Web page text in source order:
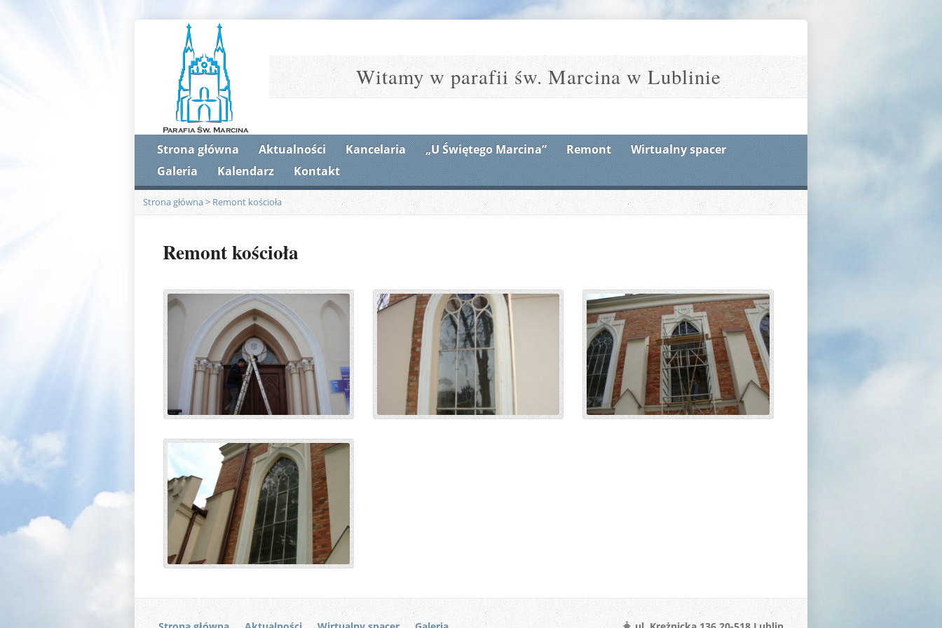
Witamy w parafii św. Marcina w Lublinie
Strona główna Aktualności Kancelaria „U Świętego Marcina” Remont
Wirtualny spacer
Galeria
Kalendarz Kontakt
Strona główna>Remont kościoła
Remont kościoła